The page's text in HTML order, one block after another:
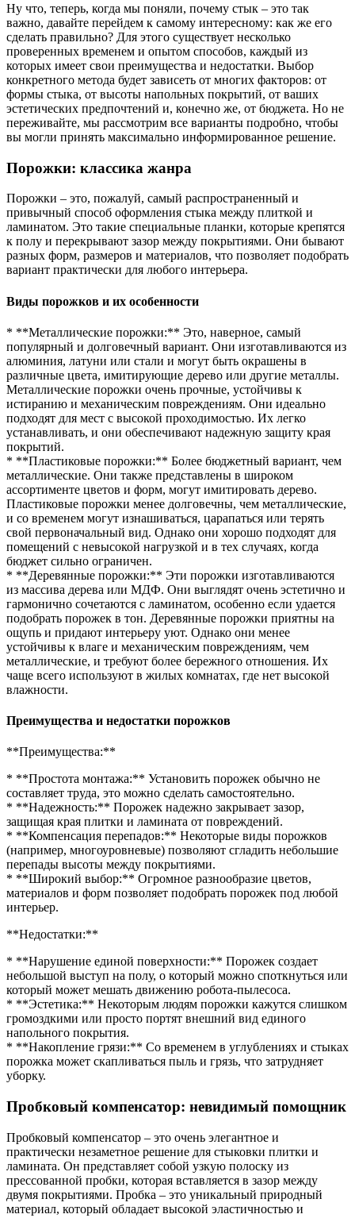
Ну что, теперь, когда мы поняли, почему стык – это так
важно, давайте перейдем к самому интересному: как же его
сделать правильно? Для этого существует несколько
проверенных временем и опытом способов, каждый из
которых имеет свои преимущества и недостатки. Выбор
конкретного метода будет зависеть от многих факторов: от
формы стыка, от высоты напольных покрытий, от ваших
эстетических предпочтений и, конечно же, от бюджета. Но не
переживайте, мы рассмотрим все варианты подробно, чтобы
вы могли принять максимально информированное решение.
Порожки: классика жанра
Порожки – это, пожалуй, самый распространенный и
привычный способ оформления стыка между плиткой и
ламинатом. Это такие специальные планки, которые крепятся
к полу и перекрывают зазор между покрытиями. Они бывают
разных форм, размеров и материалов, что позволяет подобрать
вариант практически для любого интерьера.
Виды порожков и их особенности
* **Металлические порожки:** Это, наверное, самый
популярный и долговечный вариант. Они изготавливаются из
алюминия, латуни или стали и могут быть окрашены в
различные цвета, имитирующие дерево или другие металлы.
Металлические порожки очень прочные, устойчивы к
истиранию и механическим повреждениям. Они идеально
подходят для мест с высокой проходимостью. Их легко
устанавливать, и они обеспечивают надежную защиту края
покрытий.
* **Пластиковые порожки:** Более бюджетный вариант, чем
металлические. Они также представлены в широком
ассортименте цветов и форм, могут имитировать дерево.
Пластиковые порожки менее долговечны, чем металлические,
и со временем могут изнашиваться, царапаться или терять
свой первоначальный вид. Однако они хорошо подходят для
помещений с невысокой нагрузкой и в тех случаях, когда
бюджет сильно ограничен.
* **Деревянные порожки:** Эти порожки изготавливаются
из массива дерева или МДФ. Они выглядят очень эстетично и
гармонично сочетаются с ламинатом, особенно если удается
подобрать порожек в тон. Деревянные порожки приятны на
ощупь и придают интерьеру уют. Однако они менее
устойчивы к влаге и механическим повреждениям, чем
металлические, и требуют более бережного отношения. Их
чаще всего используют в жилых комнатах, где нет высокой
влажности.
Преимущества и недостатки порожков
**Преимущества:**
* **Простота монтажа:** Установить порожек обычно не
составляет труда, это можно сделать самостоятельно.
* **Надежность:** Порожек надежно закрывает зазор,
защищая края плитки и ламината от повреждений.
* **Компенсация перепадов:** Некоторые виды порожков
(например, многоуровневые) позволяют сгладить небольшие
перепады высоты между покрытиями.
* **Широкий выбор:** Огромное разнообразие цветов,
материалов и форм позволяет подобрать порожек под любой
интерьер.
**Недостатки:**
* **Нарушение единой поверхности:** Порожек создает
небольшой выступ на полу, о который можно споткнуться или
который может мешать движению робота-пылесоса.
* **Эстетика:** Некоторым людям порожки кажутся слишком
громоздкими или просто портят внешний вид единого
напольного покрытия.
* **Накопление грязи:** Со временем в углублениях и стыках
порожка может скапливаться пыль и грязь, что затрудняет
уборку.
Пробковый компенсатор: невидимый помощник
Пробковый компенсатор – это очень элегантное и
практически незаметное решение для стыковки плитки и
ламината. Он представляет собой узкую полоску из
прессованной пробки, которая вставляется в зазор между
двумя покрытиями. Пробка – это уникальный природный
материал, который обладает высокой эластичностью и